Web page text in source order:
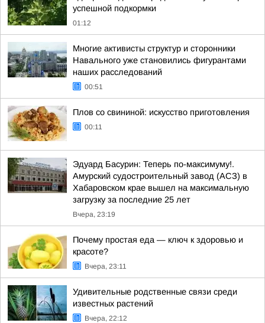
успешной подкормки
01:12
Многие активисты структур и сторонники
Навального уже становились фигурантами
наших расследований
00:51
Плов со свининой: искусство приготовления
00:11
Эдуард Басурин: Теперь по-максимуму!.
Амурский судостроительный завод (АСЗ) в
Хабаровском крае вышел на максимальную
загрузку за последние 25 лет
Вчера, 23:19
Почему простая еда — ключ к здоровью и
красоте?
Вчера, 23:11
Удивительные родственные связи среди
известных растений
Вчера, 22:12